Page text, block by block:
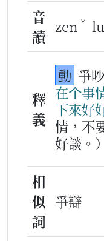
音
讀
zen ˇ
釋
義
動 爭
在个事
下來好
情，不
好談。）
相
似
詞
爭辯